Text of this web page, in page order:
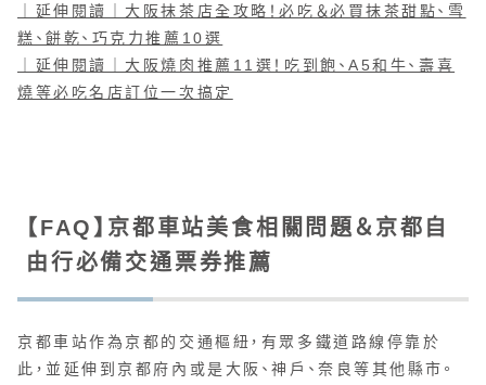
｜延伸閱讀｜大阪抹茶店全攻略！必吃＆必買抹茶甜點、雪
糕、餅乾、巧克力推薦10選
｜延伸閱讀｜大阪燒肉推薦11選！吃到飽、A5和牛、壽喜
燒等必吃名店訂位一次搞定
【FAQ】京都車站美食相關問題＆京都自
由行必備交通票券推薦
京都車站作為京都的交通樞紐，有眾多鐵道路線停靠於
此，並延伸到京都府內或是大阪、神戶、奈良等其他縣市。